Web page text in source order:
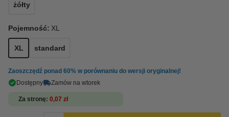
żółty
Pojemność: XL
XL standard
Zaoszczędź ponad 60% w porównaniu do wersji oryginalnej!
Dostępny
Zamów na wtorek
Za stronę 0,07 zł